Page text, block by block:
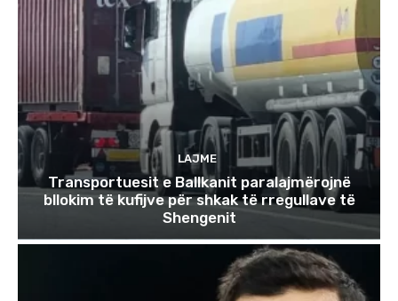
LAJME
Transportuesit e Ballkanit paralajmërojnë
bllokim të kufijve për shkak të rregullave të
Shengenit